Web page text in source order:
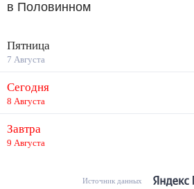
в Половинном
Пятница
7 Августа
Сегодня
8 Августа
Завтра
9 Августа
Источник данных